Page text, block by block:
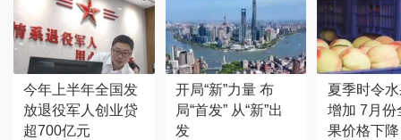
今年上半年全国发
放退役军人创业贷
超700亿元
开局“新”力量 布
局“首发” 从“新”出
发
夏季时令
增加 7月份
果价格下降